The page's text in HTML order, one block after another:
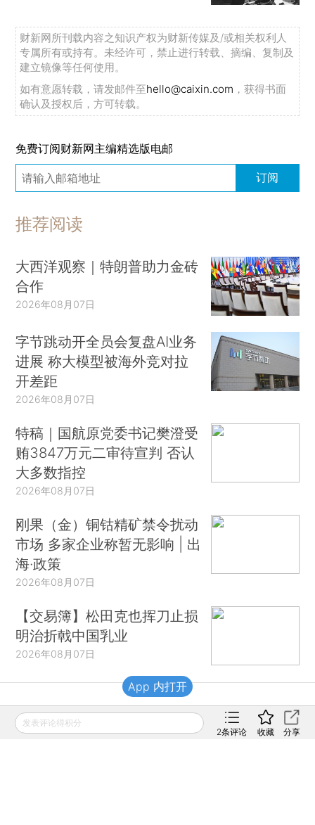
财新网所刊载内容之知识产权为财新传媒及/或相关权利人
专属所有或持有。未经许可，禁止进行转载、摘编、复制及
建立镜像等任何使用。
如有意愿转载，请发邮件至hello@caixin.com ，获得书面
确认及授权后，方可转载。
免费订阅财新网主编精选版电邮
订阅
推荐阅读
大西洋观察｜特朗普助力金砖
合作
2026年08月07日
字节跳动开全员会复盘AI业务
进展 称大模型被海外竞对拉
开差距
2026年08月07日
特稿｜国航原党委书记樊澄受
贿3847万元二审待宣判 否认
大多数指控
2026年08月07日
刚果（金）铜钴精矿禁令扰动
市场 多家企业称暂无影响 | 出
海·政策
2026年08月07日
【交易簿】松田克也挥刀止损
明治折戟中国乳业
2026年08月07日
财新移动
发表评论得积分
2条评论 收藏 分享
App 内打开